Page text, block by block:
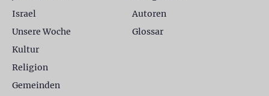
Israel
Unsere Woche
Kultur
Religion
Gemeinden
Autoren
Glossar